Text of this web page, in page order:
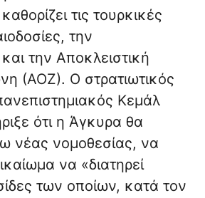
τις τουρκικές
την
την Αποκλειστική
(ΑΟΖ). Ο στρατιωτικός
Κεμάλ
ότι η Άγκυρα θα
νέας νομοθεσίας, να
να «διατηρεί
των οποίων, κατά τον